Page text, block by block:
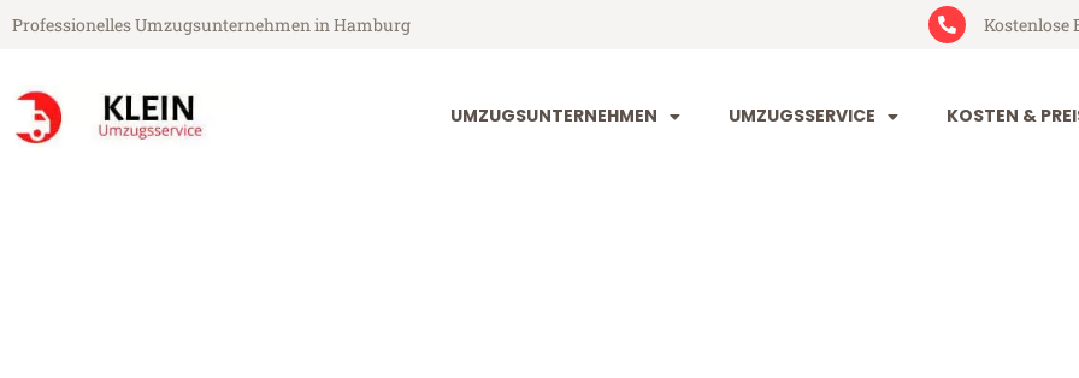
Professionelles Umzugsunternehmen in Hamburg Kostenlose
UMZUGSUNTERNEHMEN UMZUGSSERVICE KOSTEN &